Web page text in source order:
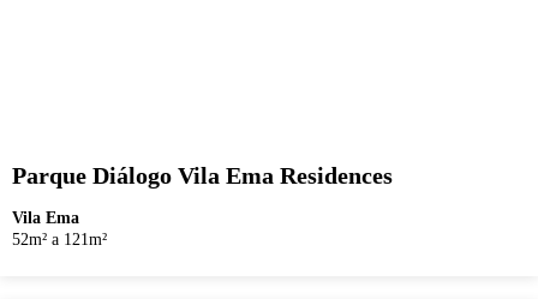
Parque Diálogo Vila Ema Residences
Vila Ema
52m² a 121m²